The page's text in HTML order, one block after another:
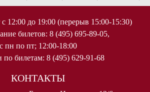
12:00 до 19:00 (перерыв 15:00-15:30)
билетов: 8 (495) 695-89-05,
с пн по пт; 12:00-18:00
по билетам: 8 (495) 629-91-68
КОНТАКТЫ